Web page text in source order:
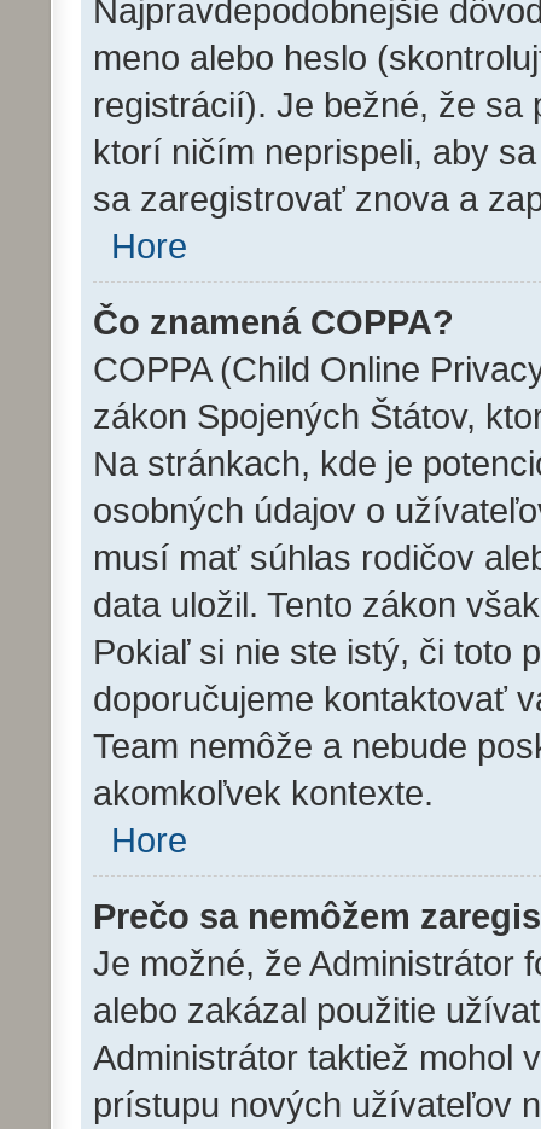
Najpravdepodobnejšie
meno alebo heslo
registrácií). Je bežné, že sa
ktorí ničím neprispeli, aby
sa zaregistrovať znova a
Hore
Čo znamená COPPA?
COPPA (Child Online
zákon Spojených Štátov,
Na stránkach, kde je
osobných údajov o
musí mať súhlas rodičov
data uložil. Tento zákon
Pokiaľ si nie ste istý, či toto
doporučujeme kontaktovať
Team nemôže a nebude
akomkoľvek kontexte.
Hore
Prečo sa nemôžem
Je možné, že Administrátor
alebo zakázal použitie
Administrátor taktiež mohol
prístupu nových užívateľov